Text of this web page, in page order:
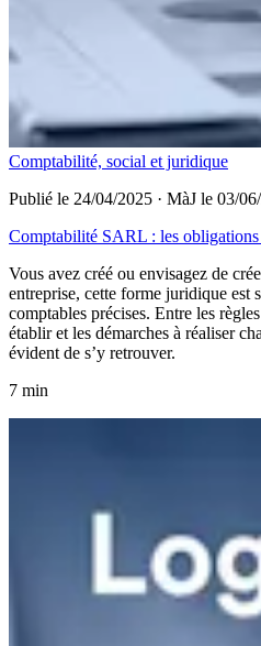
Comptabilité, social et juridique
Publié le 24/04/2025 · MàJ le 03/
Comptabilité SARL : les
Vous avez créé ou envisagez de
entreprise, cette forme juridique est
comptables précises. Entre les
établir et les démarches à réaliser
évident de s’y retrouver.
7 min